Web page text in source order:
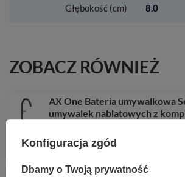
Głębokość (cm) 8.0
ZOBACZ RÓWNIEŻ
AX One Bateria umywalkowa
umywalek nablatowych z
Szczotkowany
4 143,13 zł
/
AX MyEdition 3-otworowa
Konfiguracja zgód
Dbamy o Twoją prywatność